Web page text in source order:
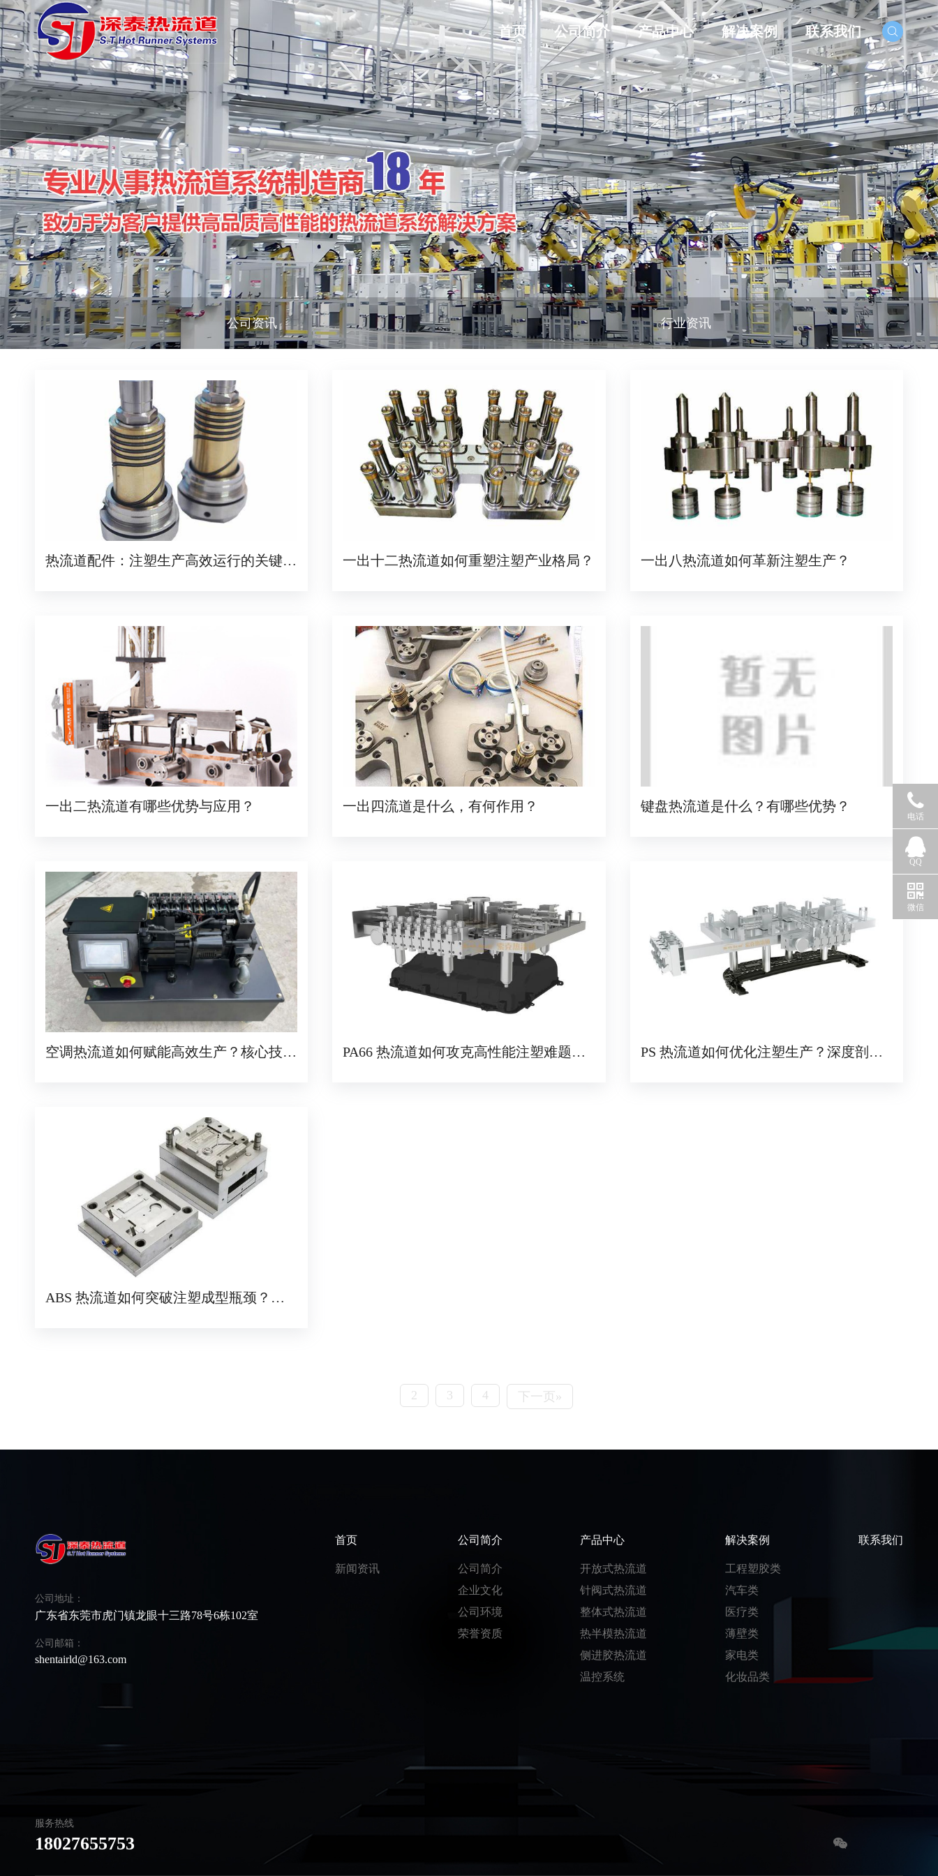
首页 公司简介 产品中心 解决案例 联系我们
公司资讯 行业资讯
热流道配件：注塑生产高效运行的关键保
一出十二热流道如何重塑注塑产业格局？ 一出八热流道如何革新注塑生产？
一出二热流道有哪些优势与应用？ 一出四流道是什么，有何作用？ 键盘热流道是什么？有哪些优势？
空调热流道如何赋能高效生产？核心技术
PA66 热流道如何攻克高性能注塑难题？
PS 热流道如何优化注塑生产？深度剖析
ABS 热流道如何突破注塑成型瓶颈？核
2 3 4 下一页»
公司地址：
广东省东莞市虎门镇龙眼十三路78号6栋102室
公司邮箱：
shentairld@163.com
首页
新闻资讯
公司简介
公司简介
企业文化
公司环境
荣誉资质
产品中心
开放式热流道
针阀式热流道
整体式热流道
热半模热流道
侧进胶热流道
温控系统
解决案例
工程塑胶类
汽车类
医疗类
薄壁类
家电类
化妆品类
联系我们
服务热线
18027655753
电话
QQ
微信